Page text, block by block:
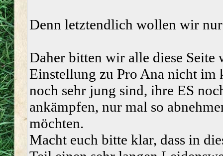
Denn letztendlich wollen wir
Daher bitten wir alle diese Seite
Einstellung zu Pro Ana nicht im
noch sehr jung sind, ihre ES
ankämpfen, nur mal so
möchten.
Macht euch bitte klar, dass in